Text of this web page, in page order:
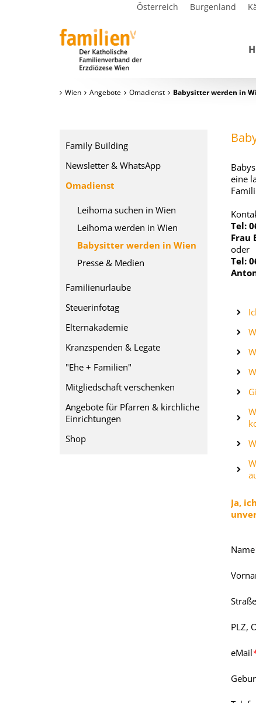
Österreich Burgenland
Wien Angebote Omadienst Babysitter werden in
eine
Tel:
Frau
oder
Tel:
Ja,
Name
PLZ,
eMail
Family Building
Newsletter & WhatsApp
Omadienst
Leihoma suchen in Wien
Leihoma werden in Wien
Babysitter werden in Wien
Presse & Medien
Familienurlaube
Steuerinfotag
Elternakademie
Kranzspenden & Legate
"Ehe + Familien"
Mitgliedschaft verschenken
Angebote für Pfarren & kirchliche
Einrichtungen
Shop